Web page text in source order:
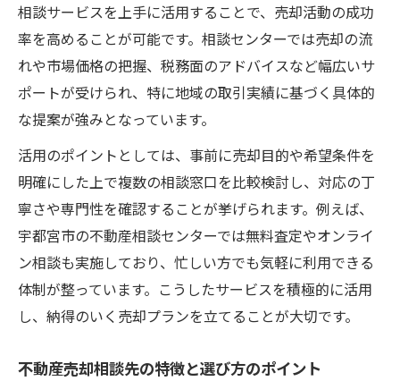
相談サービスを上手に活用することで、売却活動の成功
率を高めることが可能です。相談センターでは売却の流
れや市場価格の把握、税務面のアドバイスなど幅広いサ
ポートが受けられ、特に地域の取引実績に基づく具体的
な提案が強みとなっています。
活用のポイントとしては、事前に売却目的や希望条件を
明確にした上で複数の相談窓口を比較検討し、対応の丁
寧さや専門性を確認することが挙げられます。例えば、
宇都宮市の不動産相談センターでは無料査定やオンライ
ン相談も実施しており、忙しい方でも気軽に利用できる
体制が整っています。こうしたサービスを積極的に活用
し、納得のいく売却プランを立てることが大切です。
不動産売却相談先の特徴と選び方のポイント